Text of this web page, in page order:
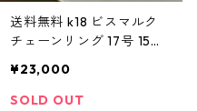
送料無料 k18 ビスマルク
チェーンリング 17号 15号
マルクリング ゴールドリ
ング k18リング k18刻印あ
¥23,000
SOLD OUT